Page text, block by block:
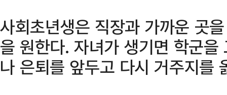
사회초년생은 직장과 가까운 곳
을 원한다. 자녀가 생기면 학군
나 은퇴를 앞두고 다시 거주지를